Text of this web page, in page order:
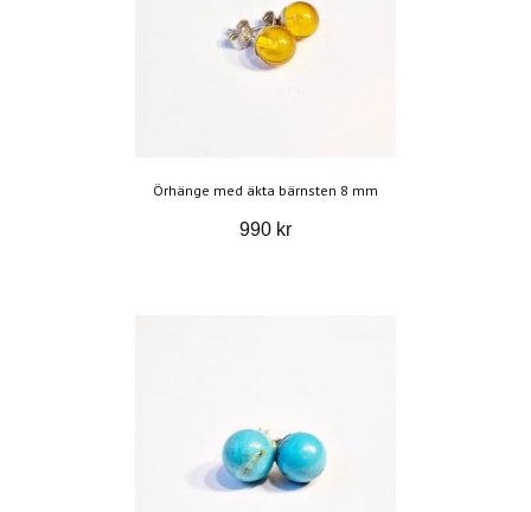
Örhänge med äkta bärnsten 8 mm
990 kr